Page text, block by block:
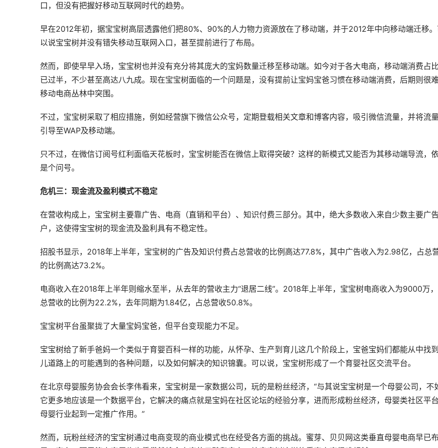
口，但没有把握好移动互联网时代的趋势。
早在2012年初，据宝宝树高层透露他们把80%、90%的人力物力资源放在了移动端，并于2012年中向移动端迁移
以说宝宝树并没有错失移动互联网入口，甚至提前进行了布局。
然而，即使早早入场，宝宝树也并没有充分将其庞大的宝妈数量迁移至移动端。如今对于各大电商，移动端消费占
已过半，不少甚至高达八九成。现在宝宝树面临的一个问题是，没有提前让宝妈宝爸习惯在移动端消费，后期则很
移动电商丛林中突围。
不过，宝宝树采取了相应措施，例如经营旗下微信公众号，定期登载相关文章和博客内容，吸引微信流量，并将流
引导至WAP及移动端。
只不过，在微信订阅号红利面临天花板时，宝宝树能否在微信上取得突破？这样的新模式又能否为其移动端导流，
是个问号。
危机三：现金流及盈利模式不稳定
在营收构成上，宝宝树主要靠广告、电商（直销和平台）、知识付费三部分。其中，绝大多数收入来自少数主要广
户，这使得宝宝树的现金流及盈利具有不稳定性。
招股书显示，2018年上半年，宝宝树的广告及知识付费占总营收的比例高达77.8%，其中广告收入为2.98亿，占总
的比例高达73.2%。
电商收入在2018年上半年则缩水至半，从去年的营收主力“退居二线”。2018年上半年，宝宝树电商收入为9000万
总营收的比例为22.2%，去年同期为1.84亿，占总营收50.8%。
宝宝树平台虽聚拢了大量宝妈宝爸，但平台变现能力不足。
宝宝树给了新手爸妈一个类似于育婴百科一样的功能，从怀孕、生产到育儿这几个阶段上，宝爸宝妈们都能从中找
儿道路上的可能遇到的各种问题，以及如何解决的知识锦囊。可以说，宝宝树形成了一个育婴社区交流平台。
在北京母婴服务协会会长李伟看来，宝宝树是一家数据公司，玩的是粉丝经济，“与其说宝宝树是一个母婴公司，不
它更多地应该是一个数据平台，它解决的痛点就是宝妈在社区论坛的经验分享，进而形成粉丝经济，母婴类社区平
母婴行业起到一定推广作用。”
然而，玩粉丝经济的宝宝树通过电商变现的商业模式也在经受各方面的挑战。蜜芽、贝贝网这类垂直母婴电商早已布